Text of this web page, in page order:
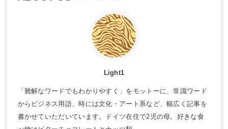
Light1
「難解なワードでもわかりやすく」をモットーに、常識ワード
からビジネス用語、時には文化・アート系など、幅広く記事を
書かせていただいています。ドイツ在住で2児の母。好きな食